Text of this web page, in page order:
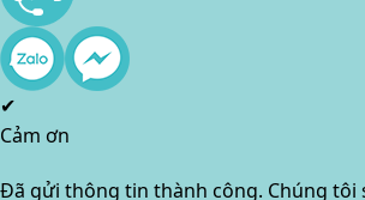
✔
Cảm ơn
Đã gửi thông tin thành công. Chúng tôi